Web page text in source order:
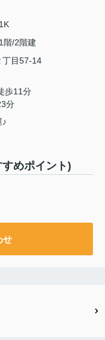
1K
1階/2階建
丁目57-14
歩11分
分
めポイント)
せ